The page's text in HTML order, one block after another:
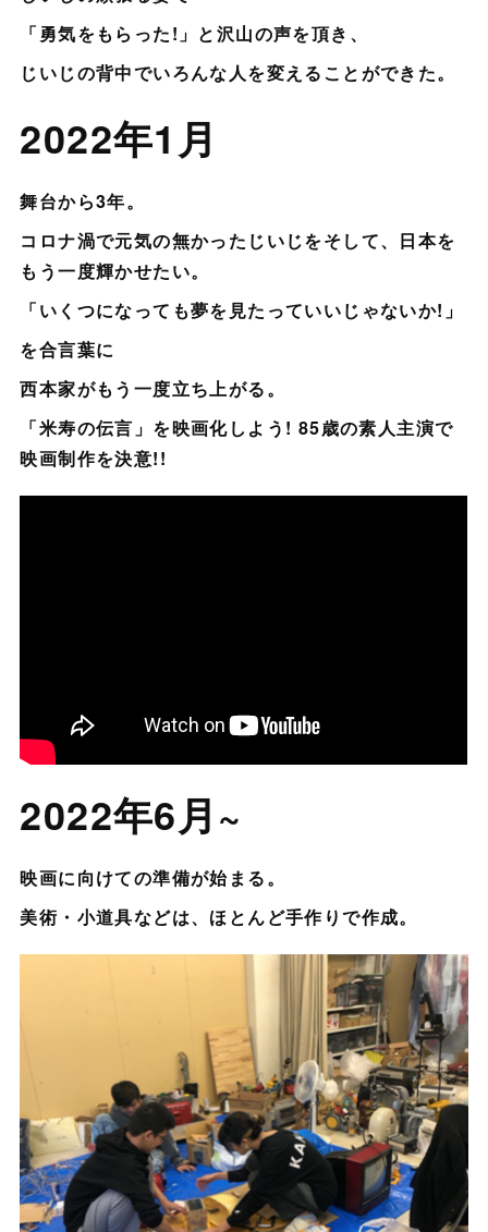
「勇気をもらった!」と沢山の声を頂き、
じいじの背中でいろんな人を変えることができた。
2022年1月
舞台から3年。
コロナ渦で元気の無かったじいじをそして、日本を
もう一度輝かせたい。
「いくつになっても夢を見たっていいじゃないか!」
を合言葉に
西本家がもう一度立ち上がる。
「米寿の伝言」を映画化しよう! 85歳の素人主演で
映画制作を決意!!
2022年6月~
映画に向けての準備が始まる。
美術・小道具などは、ほとんど手作りで作成。